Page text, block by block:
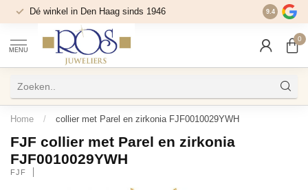
Dé winkel in Den Haag sinds 1946 9.4
MENU
0
Home / collier met Parel en zirkonia FJF0010029YWH
FJF collier met Parel en zirkonia
FJF0010029YWH
FJF